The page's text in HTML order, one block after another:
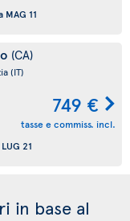
MAG 11
(CA)
(IT)
749 €
tasse e commiss. incl.
LUG 21
in base al